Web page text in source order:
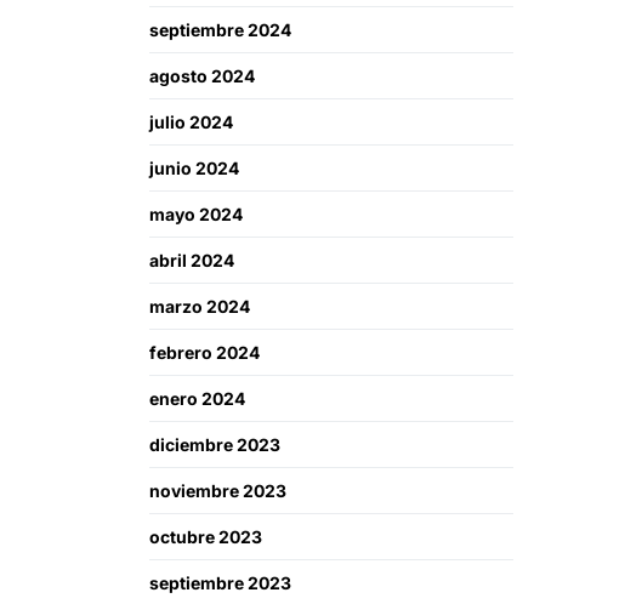
septiembre 2024
agosto 2024
julio 2024
junio 2024
mayo 2024
abril 2024
marzo 2024
febrero 2024
enero 2024
diciembre 2023
noviembre 2023
octubre 2023
septiembre 2023